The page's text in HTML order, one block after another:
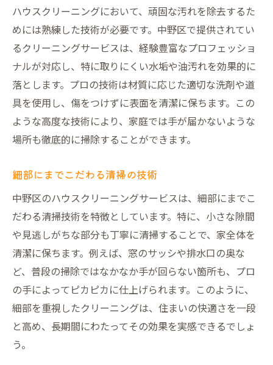
ハウスクリーニングにおいて、頑固な汚れを除去するた
めには熟練した技術が必要です。中野区で提供されてい
るクリーニングサービスは、経験豊富なプロフェッショ
ナルが対応し、特に取りにくい水垢や油汚れを効果的に
落とします。プロの技術は材質に応じた適切な洗剤や道
具を使用し、傷をつけずに表面を清潔に保ちます。この
ような高度な技術により、家庭では手が届かないような
場所も徹底的に掃除することができます。
細部にまでこだわる清掃の技術
中野区のハウスクリーニングサービスは、細部にまでこ
だわる清掃技術を特徴としています。特に、小さな隙間
や見逃しがちな部分も丁寧に清掃することで、家全体を
清潔に保ちます。例えば、窓のサッシや排水口の奥な
ど、普段の掃除ではなかなか手が回らない箇所も、プロ
の手によってピカピカに仕上げられます。このように、
細部を重視したクリーニングは、住まいの快適さを一段
と高め、長期間にわたってその効果を実感できるでしょ
う。